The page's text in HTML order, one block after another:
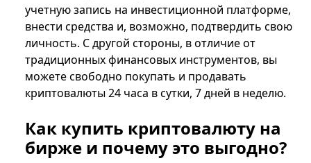
учетную запись на инвестиционной платформе,
внести средства и, возможно, подтвердить свою
личность. С другой стороны, в отличие от
традиционных финансовых инструментов, вы
можете свободно покупать и продавать
криптовалюты 24 часа в сутки, 7 дней в неделю.
Как купить криптовалюту на
бирже и почему это выгодно?